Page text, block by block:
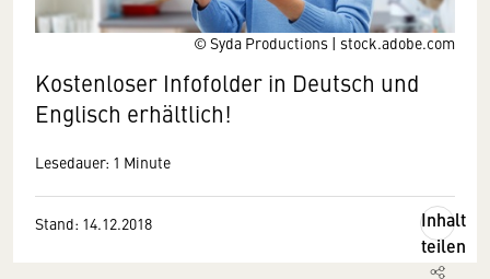
© Syda Productions | stock.adobe.com
Kostenloser Infofolder in Deutsch und
Englisch erhältlich!
Lesedauer: 1 Minute
Stand: 14.12.2018
Inhalt
teilen